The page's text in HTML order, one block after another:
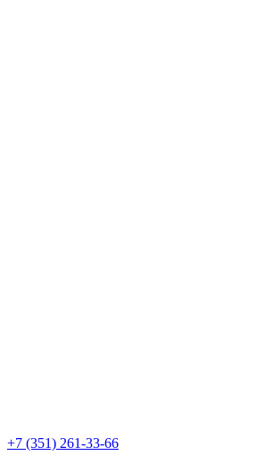
+7 (351) 261-33-66